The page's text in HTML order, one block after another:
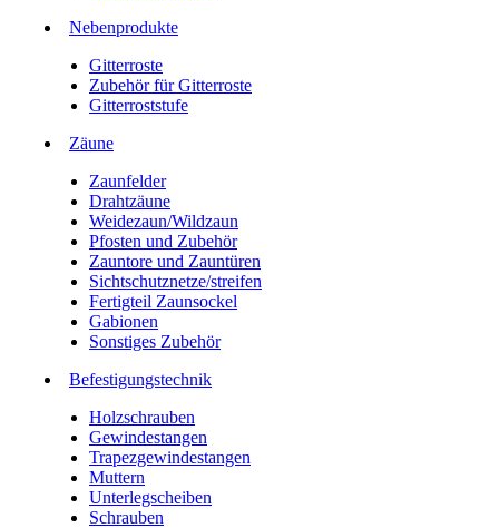
Nebenprodukte
Gitterroste
Zubehör für Gitterroste
Gitterroststufe
Zäune
Zaunfelder
Drahtzäune
Weidezaun/Wildzaun
Pfosten und Zubehör
Zauntore und Zauntüren
Sichtschutznetze/streifen
Fertigteil Zaunsockel
Gabionen
Sonstiges Zubehör
Befesti­gungstechnik
Holzschrauben
Gewindestangen
Trapezgewindestangen
Muttern
Unterlegscheiben
Schrauben